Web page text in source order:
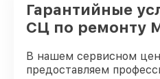
Гарантийные
СЦ по ремонту
В нашем сервисном
предоставляем